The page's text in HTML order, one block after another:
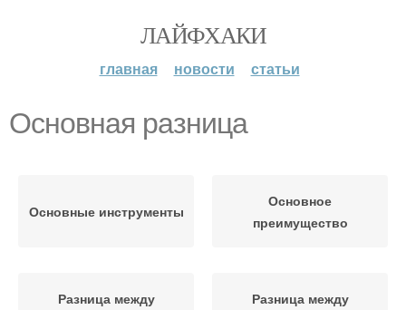
ЛАЙФХАКИ
главная новости статьи
Основная разница
Основные инструменты
Основное
преимущество
Разница между
Разница между